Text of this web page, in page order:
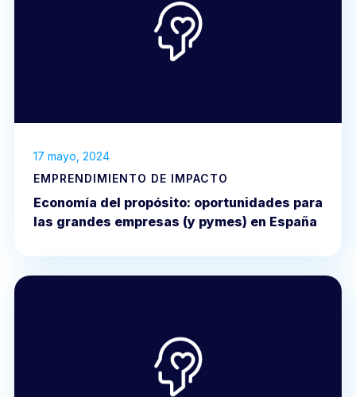
17 mayo, 2024
EMPRENDIMIENTO DE IMPACTO
Economía del propósito: oportunidades para
las grandes empresas (y pymes) en España